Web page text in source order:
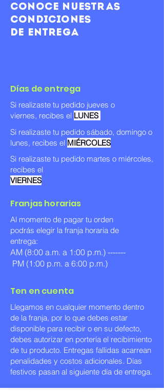
Conoce nuestras
condiciones
de entrega
Si realizaste tu pedido jueves o
viernes, recibes el LUNES
Días de entrega
Si realizaste tu pedido sábado, domingo o
lunes, recibes el MIÉRCOLES
Llegamos en cualquier momento dentro
de la franja, por lo que debes estar
disponible para recibir o en su defecto,
debes autorizar en portería el recibimiento
de tu producto. Entregas fallidas acarrean
penalidades y costos adicionales. Días
festivos pasan al siguiente día de entrega.
Al momento de pagar tu orden
podrás elegir la franja horaria de
entrega:
AM (8:00 a.m. a 1:00 p.m.) -------
PM (1:00 p.m. a 6:00 p.m.)
Franjas horarias
Ten en cuenta
Si realizaste tu pedido martes o miércoles,
recibes el
VIERNES